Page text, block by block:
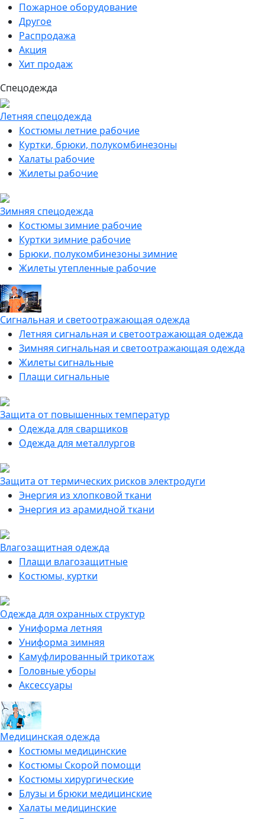
Пожарное оборудование
Другое
Распродажа
Акция
Хит продаж
Спецодежда
Летняя спецодежда
Костюмы летние рабочие
Куртки, брюки, полукомбинезоны
Халаты рабочие
Жилеты рабочие
Зимняя спецодежда
Костюмы зимние рабочие
Куртки зимние рабочие
Брюки, полукомбинезоны зимние
Жилеты утепленные рабочие
Сигнальная и светоотражающая одежда
Летняя сигнальная и светоотражающая одежда
Зимняя сигнальная и светоотражающая одежда
Жилеты сигнальные
Плащи сигнальные
Защита от повышенных температур
Одежда для сварщиков
Одежда для металлургов
Защита от термических рисков электродуги
Энергия из хлопковой ткани
Энергия из арамидной ткани
Влагозащитная одежда
Плащи влагозащитные
Костюмы, куртки
Одежда для охранных структур
Униформа летняя
Униформа зимняя
Камуфлированный трикотаж
Головные уборы
Аксессуары
Медицинская одежда
Костюмы медицинские
Костюмы Скорой помощи
Костюмы хирургические
Блузы и брюки медицинские
Халаты медицинские